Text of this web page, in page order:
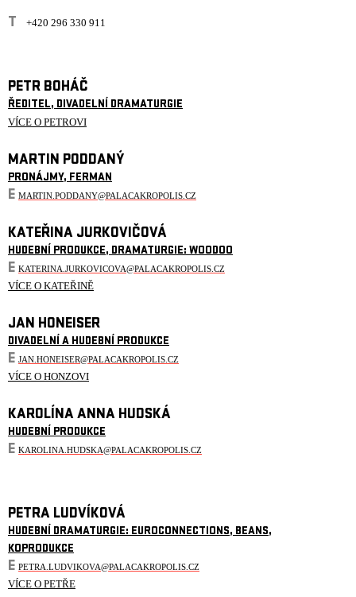
T +420 296 330 911
PETR BOHÁČ
ŘEDITEL, DIVADELNÍ DRAMATURGIE
VÍCE O PETROVI
MARTIN PODDANÝ
PRONÁJMY, FERMAN
E MARTIN.PODDANY@PALACAKROPOLIS.CZ
KATEŘINA JURKOVIČOVÁ
HUDEBNÍ PRODUKCE, DRAMATURGIE: WOODOO
E KATERINA.JURKOVICOVA@PALACAKROPOLIS.CZ
VÍCE O KATEŘINĚ
JAN HONEISER
DIVADELNÍ A HUDEBNÍ PRODUKCE
E JAN.HONEISER@PALACAKROPOLIS.CZ
VÍCE O HONZOVI
KAROLÍNA ANNA HUDSKÁ
HUDEBNÍ PRODUKCE
E KAROLINA.HUDSKA@PALACAKROPOLIS.CZ
PETRA LUDVÍKOVÁ
HUDEBNÍ DRAMATURGIE: EUROCONNECTIONS, BEANS,
KOPRODUKCE
E PETRA.LUDVIKOVA@PALACAKROPOLIS.CZ
VÍCE O PETŘE